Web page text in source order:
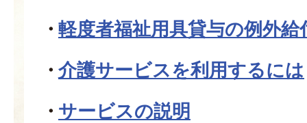
軽度者福祉用具貸与の例外
介護サービスを利用するには
サービスの説明